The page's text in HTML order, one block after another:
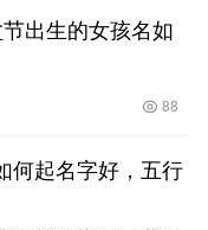
出生的女孩名如
88
何起名字好，五行